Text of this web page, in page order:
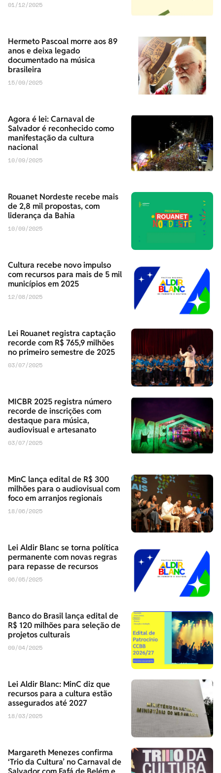
01/12/2025
Hermeto Pascoal morre aos 89
anos e deixa legado
documentado na música
brasileira
15/09/2025
Agora é lei: Carnaval de
Salvador é reconhecido como
manifestação da cultura
nacional
10/09/2025
Rouanet Nordeste recebe mais
de 2,8 mil propostas, com
liderança da Bahia
10/09/2025
Cultura recebe novo impulso
com recursos para mais de 5 mil
municípios em 2025
12/08/2025
Lei Rouanet registra captação
recorde com R$ 765,9 milhões
no primeiro semestre de 2025
03/07/2025
MICBR 2025 registra número
recorde de inscrições com
destaque para música,
audiovisual e artesanato
03/07/2025
MinC lança edital de R$ 300
milhões para o audiovisual com
foco em arranjos regionais
18/06/2025
Lei Aldir Blanc se torna política
permanente com novas regras
para repasse de recursos
06/05/2025
Banco do Brasil lança edital de
R$ 120 milhões para seleção de
projetos culturais
09/04/2025
Lei Aldir Blanc: MinC diz que
recursos para a cultura estão
assegurados até 2027
18/03/2025
Margareth Menezes confirma
‘Trio da Cultura’ no Carnaval de